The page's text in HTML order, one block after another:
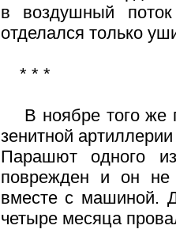
в воздушный
отделался только
* * *
В ноябре того же
зенитной
Парашют одного
поврежден и он не
вместе с машиной.
четыре месяца